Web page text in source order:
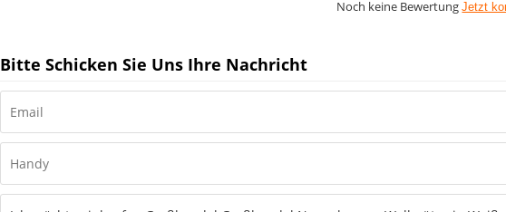
Noch keine BewertungJetzt
Bitte Schicken Sie Uns Ihre Nachricht